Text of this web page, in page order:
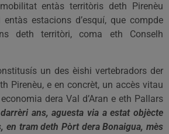
entàs territòris deth Pirenèu
estacions d’esquí, que compde
deth territòri, coma eth Conselh
un des èishi vertebradors der
Pirenèu, e en concrèt, un accès vitau
dera Val d’Aran e eth Pallars
darrèri ans, aguesta via a estat objècte
en tram deth Pòrt dera Bonaigua, mès